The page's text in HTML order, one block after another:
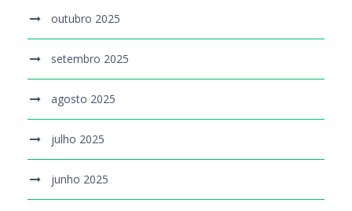
outubro 2025
setembro 2025
agosto 2025
julho 2025
junho 2025